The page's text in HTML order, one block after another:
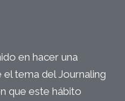
en hacer una
tema del Journaling
que este hábito